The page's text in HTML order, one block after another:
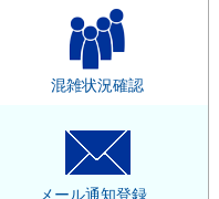
混雑状況確認
メール通知登録